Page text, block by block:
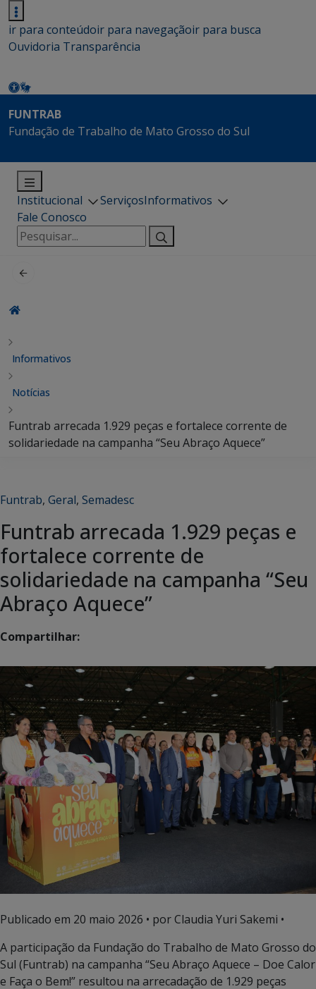
ir para conteúdoir para navegaçãoir para busca
Ouvidoria Transparência
FUNTRAB
Fundação de Trabalho de Mato Grosso do Sul
Institucional ServiçosInformativos
Fale Conosco
Pesquisar
por:
Informativos
Notícias
Funtrab arrecada 1.929 peças e fortalece corrente de
solidariedade na campanha “Seu Abraço Aquece”
Funtrab, Geral, Semadesc
Funtrab arrecada 1.929 peças e
fortalece corrente de
solidariedade na campanha “Seu
Abraço Aquece”
Compartilhar:
Publicado em 20 maio 2026 • por Claudia Yuri Sakemi •
A participação da Fundação do Trabalho de Mato Grosso do
Sul (Funtrab) na campanha “Seu Abraço Aquece – Doe Calor
e Faça o Bem!” resultou na arrecadação de 1.929 peças